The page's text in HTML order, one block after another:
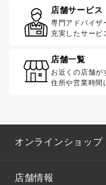
店舗サービス
専門アドバイザ
充実したサービ
店舗一覧
お近くの店舗が
住所や営業時間
オンラインショップ
店舗情報